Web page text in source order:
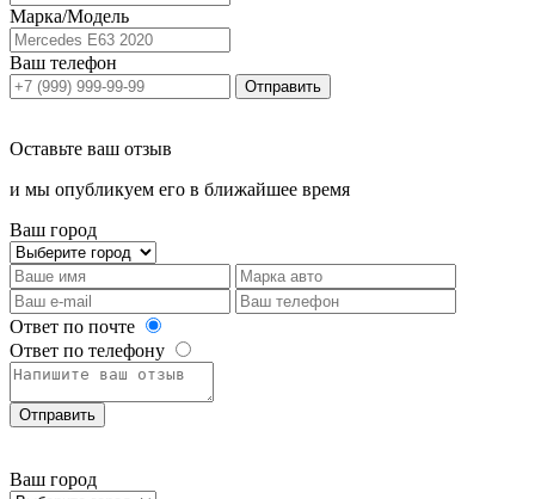
Марка/Модель
Ваш телефон
Отправить
Оставьте ваш отзыв
и мы опубликуем его в ближайшее время
Ваш город
Ответ по почте
Ответ по телефону
Отправить
Ваш город